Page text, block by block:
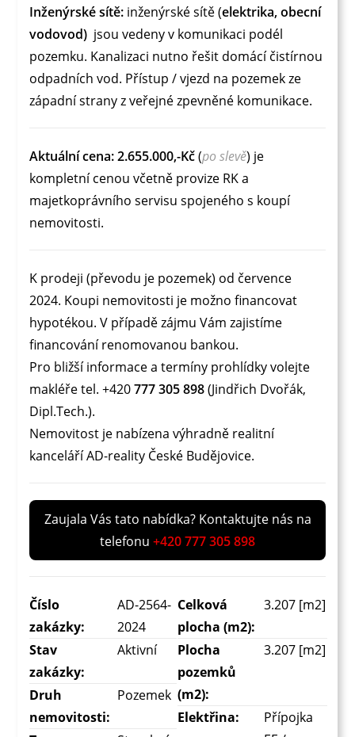
Inženýrské sítě: inženýrské sítě (elektrika, obecní
vodovod) jsou vedeny v komunikaci podél
pozemku. Kanalizaci nutno řešit domácí čistírnou
odpadních vod. Přístup / vjezd na pozemek ze
západní strany z veřejné zpevněné komunikace.
Aktuální cena: 2.655.000,-Kč(po slevě) je
kompletní cenou včetně provize RK a
majetkoprávního servisu spojeného s koupí
nemovitosti.
K prodeji (převodu je pozemek) od července
2024. Koupi nemovitosti je možno financovat
hypotékou. V případě zájmu Vám zajistíme
financování renomovanou bankou.
Pro bližší informace a termíny prohlídky volejte
makléře tel. +420777 305 898(Jindřich Dvořák,
Dipl.Tech.).
Nemovitost je nabízena výhradně realitní
kanceláří AD-reality České Budějovice.
Zaujala Vás tato nabídka? Kontaktujte nás na
telefonu +420 777 305 898
Číslo
zakázky:
AD-2564-
2024
Stav
zakázky:
Aktivní
Druh
nemovitosti:
Pozemek
Celková
plocha (m2):
3.207 [m2]
Plocha
pozemků
(m2):
3.207 [m2]
Elektřina:
Přípojka